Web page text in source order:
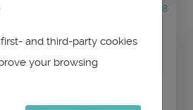
#2808
routes figées Android
and third-party cookies
your browsing